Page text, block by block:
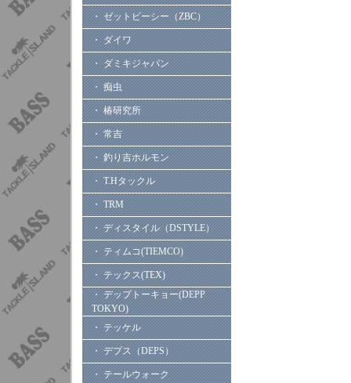
・ ゼットビーシー（ZBC）
・ ダイワ
・ ダミキジャパン
・ 痴虫
・ 椿研究所
・ 常吉
・ 釣り吉ホルモン
・ T.Hタックル
・ TRM
・ ディスタイル（DSTYLE）
・ ティムコ(TIEMCO)
・ テックス(TEX)
・ デップトーキョー(DEPP
TOKYO)
・ テッケル
・ デプス（DEPS）
・ テールウォーク